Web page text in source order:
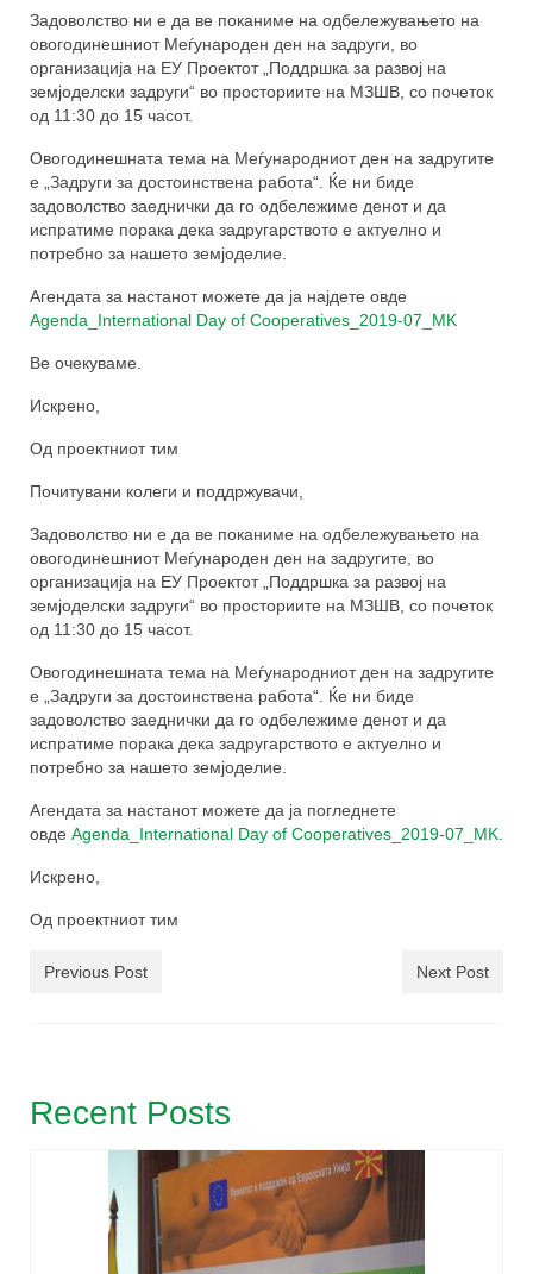
Правна рамка за земјоделски задруги
Зајакнати капацитети на чадор
организацијата
Зголемување на свеста за придобивки
од задругарство
Техничка и финансиска поддршка за
развој на земјоделски задруги
За спроведувачите
Публикации
ЧПП
Задоволство ни е да ве поканиме на одбележувањето на
овогодинешниот Меѓународен ден на задруги, во
организација на ЕУ Проектот „Поддршка за развој на
земјоделски задруги“ во просториите на МЗШВ, со почеток
од 11:30 до 15 часот.
Овогодинешната тема на Меѓународниот ден на задругите
е „Задруги за достоинствена работа“. Ќе ни биде
задоволство заеднички да го одбележиме денот и да
испратиме порака дека задругарството е актуелно и
потребно за нашето земјоделие.
Агендата за настанот можете да ја најдете овде
Agenda_International Day of Cooperatives_2019-07_MK
Ве очекуваме.
Искрено,
Од проектниот тим
Почитувани колеги и поддржувачи,
Задоволство ни е да ве поканиме на одбележувањето на
овогодинешниот Меѓународен ден на задругите, во
организација на ЕУ Проектот „Поддршка за развој на
земјоделски задруги“ во просториите на МЗШВ, со почеток
од 11:30 до 15 часот.
Овогодинешната тема на Меѓународниот ден на задругите
е „Задруги за достоинствена работа“. Ќе ни биде
задоволство заеднички да го одбележиме денот и да
испратиме порака дека задругарството е актуелно и
потребно за нашето земјоделие.
Агендата за настанот можете да ја погледнете
овде Agenda_International Day of Cooperatives_2019-07_MK
Искрено,
Од проектниот тим
Previous Post Next Post
Recent Posts